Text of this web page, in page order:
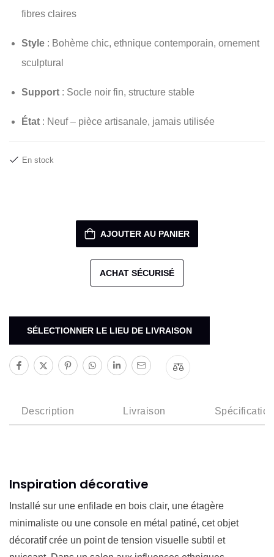
fibres claires
Style : Bohème chic, ethnique contemporain, ornement
sculptural
Support : Socle noir fin, structure stable
État : Neuf – pièce artisanale, jamais utilisée
En stock
AJOUTER AU PANIER
ACHAT SÉCURISÉ
SÉLECTIONNER LE LIEU DE LIVRAISON
Description Livraison
Inspiration décorative
Installé sur une enfilade en bois clair, une étagère
minimaliste ou une console en métal patiné, cet objet
décoratif crée un point de tension visuelle subtil et